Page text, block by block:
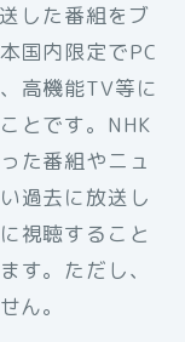
した番組をブ
国内限定でPC
高機能TV等に
とです。NHK
た番組やニュ
過去に放送し
視聴すること
す。ただし、
ん。